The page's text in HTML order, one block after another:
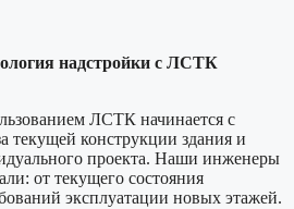
надстройки с ЛСТК
ЛСТК начинается с
текущей конструкции здания и
проекта. Наши инженеры
от текущего состояния
эксплуатации новых этажей.